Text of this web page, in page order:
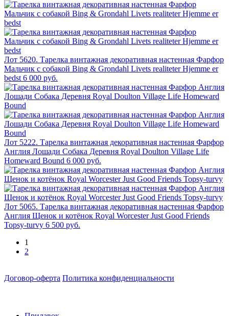
Лот 5620. Тарелка винтажная декоративная настенная Фарфор
Мальчик с собакой Bing & Grondahl Livets realiteter Hjemme er
bedst 6 000 руб.
Лот 5222. Тарелка винтажная декоративная настенная Фарфор
Англия Лошади Собака Деревня Royal Doulton Village Life
Homeward Bound 6 000 руб.
Лот 5065. Тарелка винтажная декоративная настенная Фарфор
Англия Щенок и котёнок Royal Worcester Just Good Friends
Topsy-turvy 6 500 руб.
1
2
Договор-оферта Политика конфиденциальности